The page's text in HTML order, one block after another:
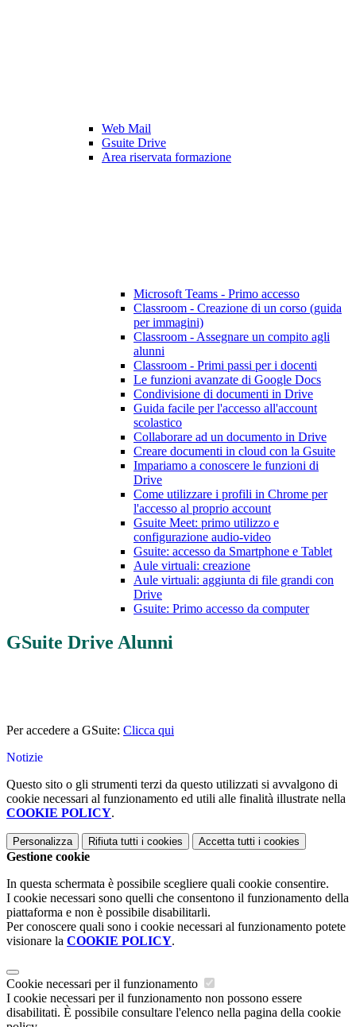
Web Mail
Gsuite Drive
Area riservata formazione
Microsoft Teams - Primo accesso
Classroom - Creazione di un corso (guida
per immagini)
Classroom - Assegnare un compito agli
alunni
Classroom - Primi passi per i docenti
Le funzioni avanzate di Google Docs
Condivisione di documenti in Drive
Guida facile per l'accesso all'account
scolastico
Collaborare ad un documento in Drive
Creare documenti in cloud con la Gsuite
Impariamo a conoscere le funzioni di
Drive
Come utilizzare i profili in Chrome per
l'accesso al proprio account
Gsuite Meet: primo utilizzo e
configurazione audio-video
Gsuite: accesso da Smartphone e Tablet
Aule virtuali: creazione
Aule virtuali: aggiunta di file grandi con
Drive
Gsuite: Primo accesso da computer
GSuite Drive Alunni
Per accedere a GSuite: Clicca qui
Notizie
Questo sito o gli strumenti terzi da questo utilizzati si avvalgono di
cookie necessari al funzionamento ed utili alle finalità illustrate nella
COOKIE POLICY.
Personalizza Rifiuta tutti i cookies Accetta tutti i cookies
Gestione cookie
In questa schermata è possibile scegliere quali cookie consentire.
I cookie necessari sono quelli che consentono il funzionamento della
piattaforma e non è possibile disabilitarli.
Per conoscere quali sono i cookie necessari al funzionamento potete
visionare la COOKIE POLICY.
Cookie necessari per il funzionamento
I cookie necessari per il funzionamento non possono essere
disabilitati. È possibile consultare l'elenco nella pagina della cookie